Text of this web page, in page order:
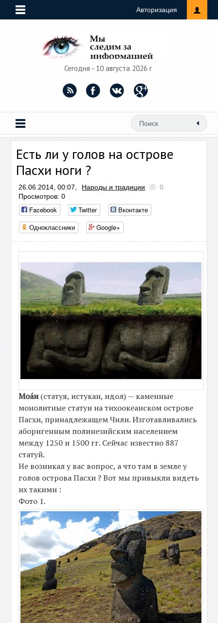
Авторизация
Сегодня - 10 августа 2026 г
Есть ли у голов на острове
Пасхи ноги ?
26.06.2014, 00:07, Народы и традиции
0
Просмотров: 0
Facebook Twitter
Вконтакте
Одноклассники
Google+
Моа́и(статуя, истукан, идол) — каменные
монолитные статуи на тихоокеанском острове
Пасхи, принадлежащем Чили. Изготавливались
аборигенным полинезийским населением
между 1250 и 1500 гг. Сейчас известно 887
статуй.
Не возникал у вас вопрос, а что там в земле у
голов острова Пасхи ? Вот мы привыкли видеть
их такими :
Фото 1.